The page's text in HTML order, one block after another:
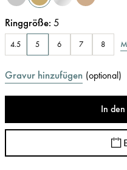
Ringgröße: 5
4.5 5 6 7 8
Gravur hinzufügen (optional)
In